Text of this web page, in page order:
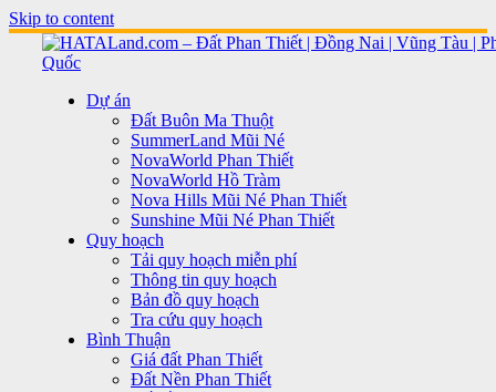
Skip to content
Dự án
Đất Buôn Ma Thuột
SummerLand Mũi Né
NovaWorld Phan Thiết
NovaWorld Hồ Tràm
Nova Hills Mũi Né Phan Thiết
Sunshine Mũi Né Phan Thiết
Quy hoạch
Tải quy hoạch miễn phí
Thông tin quy hoạch
Bản đồ quy hoạch
Tra cứu quy hoạch
Bình Thuận
Giá đất Phan Thiết
Đất Nền Phan Thiết